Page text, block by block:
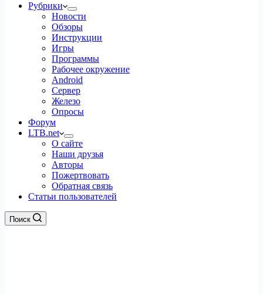
Рубрики
Новости
Обзоры
Инструкции
Игры
Программы
Рабочее окружение
Android
Сервер
Железо
Опросы
Форум
LTB.net
О сайте
Наши друзья
Авторы
Пожертвовать
Обратная связь
Статьи пользователей
Поиск